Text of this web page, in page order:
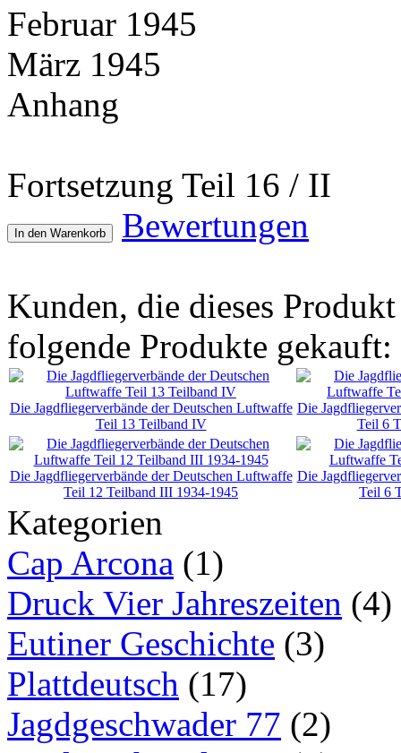
Februar 1945
März 1945
Anhang
Fortsetzung Teil 16 / II
In den Warenkorb Bewertungen
Kunden, die dieses
folgende Produkte gekauft:
Die Jagdfliegerverbände der Deutschen Luftwaffe
Teil 13 Teilband IV
Die
Teil 6
Die Jagdfliegerverbände der Deutschen Luftwaffe
Teil 12 Teilband III 1934-1945
Die
Teil 6
Kategorien
Cap Arcona (1)
Druck Vier Jahreszeiten (4)
Eutiner Geschichte (3)
Plattdeutsch (17)
Jagdgeschwader 77 (2)